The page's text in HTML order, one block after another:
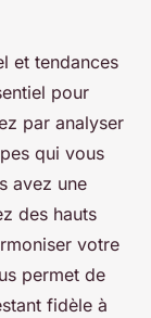
et tendances
pour
par analyser
qui vous
avez une
des hauts
votre
permet de
fidèle à